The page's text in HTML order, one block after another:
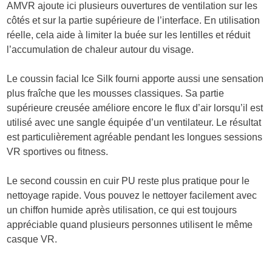
AMVR ajoute ici plusieurs ouvertures de ventilation sur les
côtés et sur la partie supérieure de l’interface. En utilisation
réelle, cela aide à limiter la buée sur les lentilles et réduit
l’accumulation de chaleur autour du visage.
Le coussin facial Ice Silk fourni apporte aussi une sensation
plus fraîche que les mousses classiques. Sa partie
supérieure creusée améliore encore le flux d’air lorsqu’il est
utilisé avec une sangle équipée d’un ventilateur. Le résultat
est particulièrement agréable pendant les longues sessions
VR sportives ou fitness.
Le second coussin en cuir PU reste plus pratique pour le
nettoyage rapide. Vous pouvez le nettoyer facilement avec
un chiffon humide après utilisation, ce qui est toujours
appréciable quand plusieurs personnes utilisent le même
casque VR.